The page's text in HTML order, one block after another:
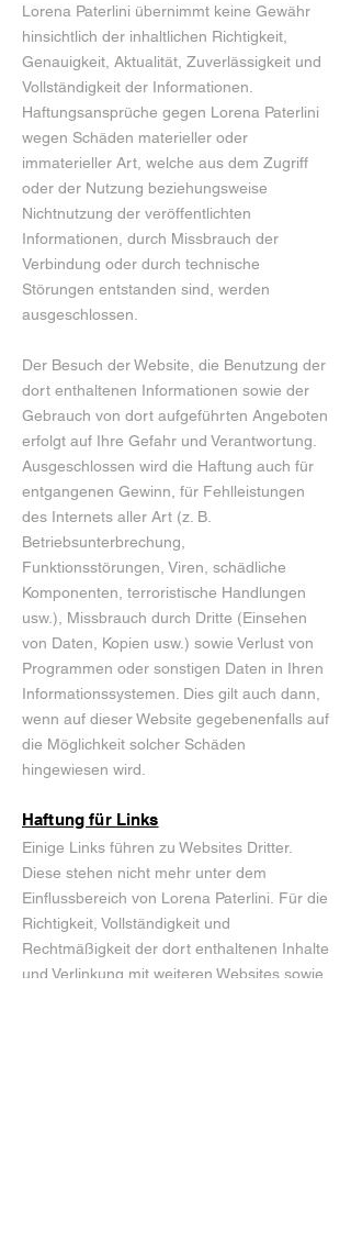
Lorena Paterlini übernimmt keine Gewähr
hinsichtlich der inhaltlichen Richtigkeit,
Genauigkeit, Aktualität, Zuverlässigkeit und
Vollständigkeit der Informationen.
Haftungsansprüche gegen Lorena Paterlini
wegen Schäden materieller oder
immaterieller Art, welche aus dem Zugriff
oder der Nutzung beziehungsweise
Nichtnutzung der veröffentlichten
Informationen, durch Missbrauch der
Verbindung oder durch technische
Störungen entstanden sind, werden
ausgeschlossen.
Der Besuch der Website, die Benutzung der
dort enthaltenen Informationen sowie der
Gebrauch von dort aufgeführten Angeboten
erfolgt auf Ihre Gefahr und Verantwortung.
Ausgeschlossen wird die Haftung auch für
entgangenen Gewinn, für Fehlleistungen
des Internets aller Art (z. B.
Betriebsunterbrechung,
Funktionsstörungen, Viren, schädliche
Komponenten, terroristische Handlungen
usw.), Missbrauch durch Dritte (Einsehen
von Daten, Kopien usw.) sowie Verlust von
Programmen oder sonstigen Daten in Ihren
Informationssystemen. Dies gilt auch dann,
wenn auf dieser Website gegebenenfalls auf
die Möglichkeit solcher Schäden
hingewiesen wird.
Haftung für Links
Einige Links führen zu Websites Dritter.
Diese stehen nicht mehr unter dem
Einflussbereich von Lorena Paterlini. Für die
Richtigkeit, Vollständigkeit und
Rechtmäßigkeit der dort enthaltenen Inhalte
und Verlinkung mit weiteren Websites sowie